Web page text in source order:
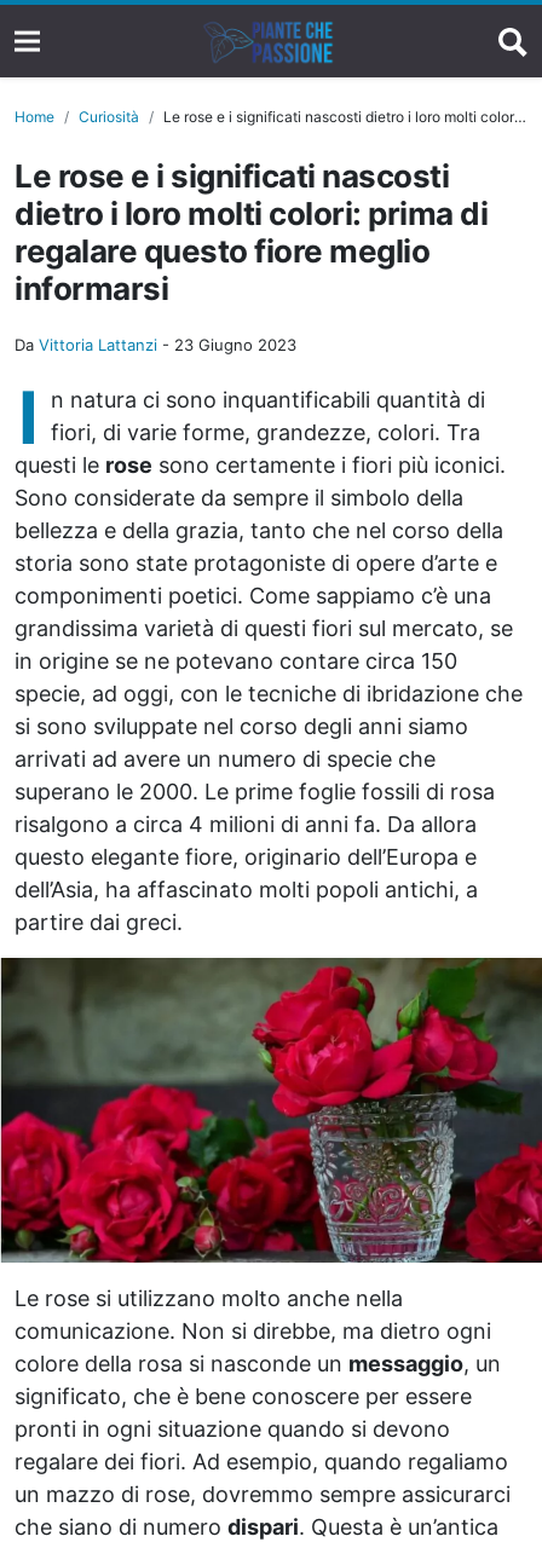
Home Curiosità Le rose e i significati nascosti dietro i loro molti colori: prima di regalare questo fiore meglio informarsi
Le rose e i significati nascosti
dietro i loro molti colori: prima di
regalare questo fiore meglio
informarsi
Da Vittoria Lattanzi - 23 Giugno 2023
I
n natura ci sono inquantificabili quantità di
fiori, di varie forme, grandezze, colori. Tra
questi le rose sono certamente i fiori più iconici.
Sono considerate da sempre il simbolo della
bellezza e della grazia, tanto che nel corso della
storia sono state protagoniste di opere d’arte e
componimenti poetici. Come sappiamo c’è una
grandissima varietà di questi fiori sul mercato, se
in origine se ne potevano contare circa 150
specie, ad oggi, con le tecniche di ibridazione che
si sono sviluppate nel corso degli anni siamo
arrivati ad avere un numero di specie che
superano le 2000. Le prime foglie fossili di rosa
risalgono a circa 4 milioni di anni fa. Da allora
questo elegante fiore, originario dell’Europa e
dell’Asia, ha affascinato molti popoli antichi, a
partire dai greci.
Le rose si utilizzano molto anche nella
comunicazione. Non si direbbe, ma dietro ogni
colore della rosa si nasconde un messaggio, un
significato, che è bene conoscere per essere
pronti in ogni situazione quando si devono
regalare dei fiori. Ad esempio, quando regaliamo
un mazzo di rose, dovremmo sempre assicurarci
che siano di numero dispari. Questa è un’antica